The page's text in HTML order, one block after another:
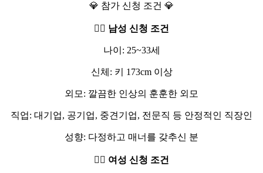
💎 참가 신청 조건 💎
🙆‍♂️ 남성 신청 조건
나이: 25~33세
신체: 키 173cm 이상
외모: 깔끔한 인상의 훈훈한 외모
직업: 대기업, 공기업, 중견기업, 전문직 등 안정적인 직장인
성향: 다정하고 매너를 갖추신 분
🙆‍♀️ 여성 신청 조건